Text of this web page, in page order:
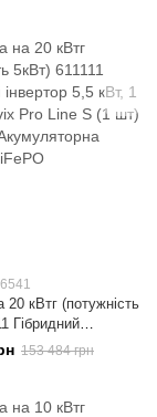
кВтг (потужність
Гібридний
кВт, 1 фаза, Tervix
шт) + 621141
153 484 грн